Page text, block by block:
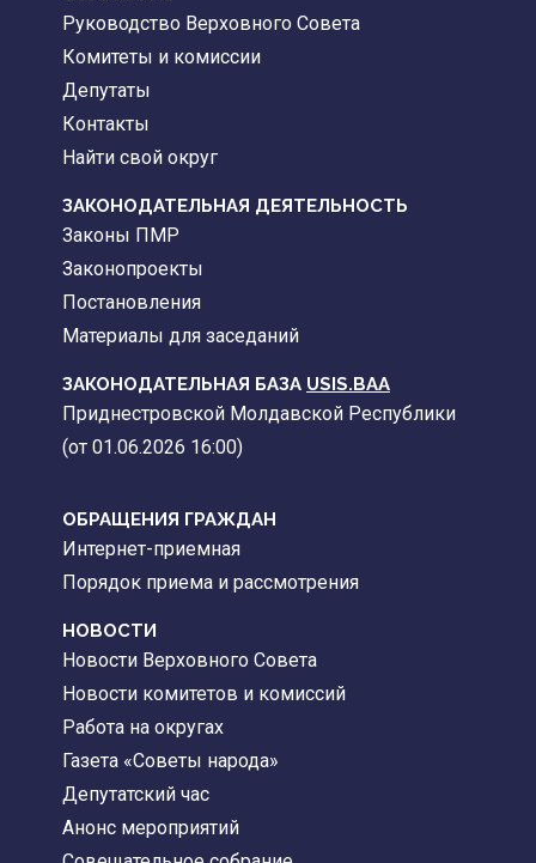
Руководство Верховного Совета
Комитеты и комиссии
Депутаты
Контакты
Найти свой округ
ЗАКОНОДАТЕЛЬНАЯ ДЕЯТЕЛЬНОСТЬ
Законы ПМР
Законопроекты
Постановления
Материалы для заседаний
ЗАКОНОДАТЕЛЬНАЯ БАЗА USIS.BAA
Приднестровской Молдавской Республики
(от 01.06.2026 16:00)
ОБРАЩЕНИЯ ГРАЖДАН
Интернет-приемная
Порядок приема и рассмотрения
НОВОСТИ
Новости Верховного Совета
Новости комитетов и комиссий
Работа на округах
Газета «Советы народа»
Депутатский час
Анонс мероприятий